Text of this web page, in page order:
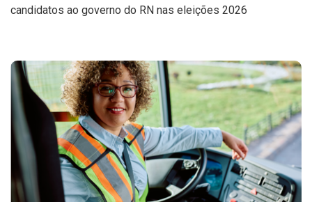
candidatos ao governo do RN nas eleições 2026